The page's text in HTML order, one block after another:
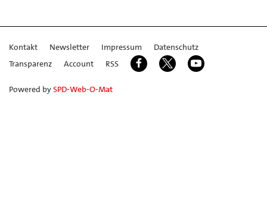
Kontakt Newsletter Impressum
Datenschutz
Transparenz
Account RSS
Powered bySPD-Web-O-Mat